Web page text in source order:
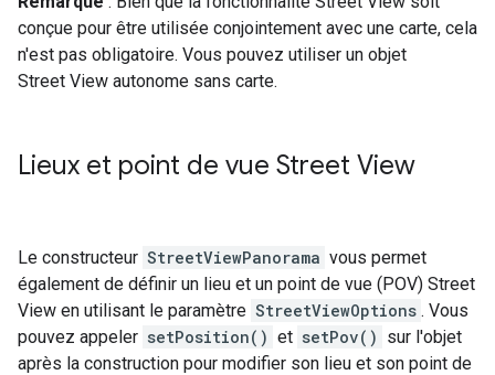
conçue pour être utilisée conjointement avec une carte, cela
n'est pas obligatoire. Vous pouvez utiliser un objet
Street View autonome sans carte.
Lieux et point de vue Street View
Le constructeur StreetViewPanorama vous permet
également de définir un lieu et un point de vue (POV) Street
View en utilisant le paramètre StreetViewOptions . Vous
pouvez appeler setPosition() et setPov() sur l'objet
après la construction pour modifier son lieu et son point de